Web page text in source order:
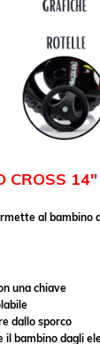
CROSS 14"
al bambino
una chiave
dallo sporco
il bambino dagli